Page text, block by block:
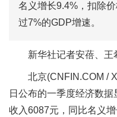
名义增长9.4%，扣除
过7%的GDP增速。
新华社记者安蓓、王
北京(CNFIN.COM /
日公布的一季度经济数
收入6087元，同比名义